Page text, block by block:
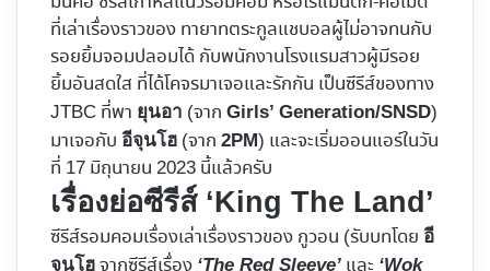
ที่เล่าเรื่องราวของ ทายาทตระกูลแชบอลผู้ไม่อาจทนกับ
รอยยิ้มจอมปลอมได้ กับพนักงานโรงแรมสาวผู้มีรอย
ยิ้มอันสดใส ที่ได้โคจรมาเจอและรักกัน เป็นซีรีส์ของทาง
JTBC ที่พา ยุนอา (จาก Girls’ Generation/SNSD)
มาเจอกับ อีจุนโฮ (จาก 2PM) และจะเริ่มออนแอร์ในวัน
ที่ 17 มิถุนายน 2023 นี้แล้วครับ
เรื่องย่อซีรีส์ ‘King The Land’
ซีรีส์รอมคอมเรื่องเล่าเรื่องราวของ กูวอน (รับบทโดย อี
จุนโฮ
‘The Red Sleeve’
‘Wok